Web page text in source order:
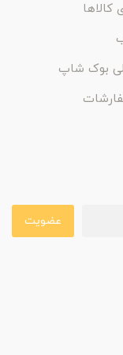
بوک شاپ
عضویت